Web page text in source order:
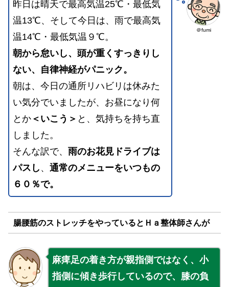
＠fumi
昨日は晴天で最高気温25℃・最低気
温13℃、そして今日は、雨で最高気
温14℃・最低気温９℃。
朝から怠いし、頭が重くすっきりし
ない、自律神経がパニック。
朝は、今日の通所リハビリは休みた
い気分でいましたが、お昼になり何
とか ＜いこう＞ と、気持ちを持ち直
しました。
そんな訳で、 雨のお花見ドライブは
パスし 、 通常のメニューをいつもの
６０％で。
腸腰筋のストレッチをやっているとＨａ整体師さんが
麻痺足の着き方が親指側ではなく、小
指側に傾き歩行しているので、膝の負